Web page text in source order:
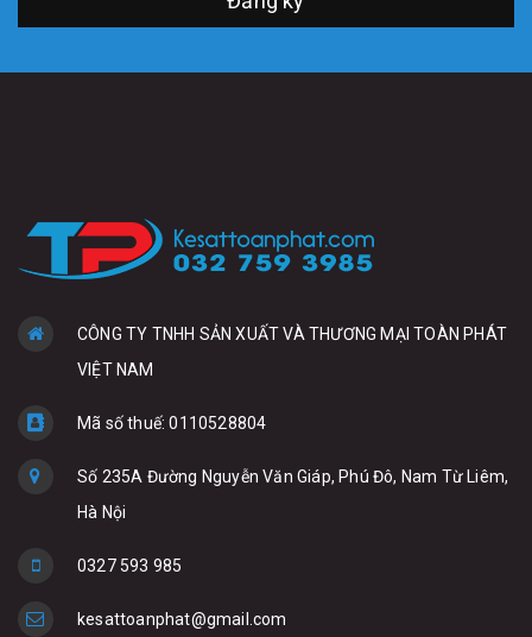
CÔNG TY TNHH SẢN XUẤT VÀ THƯƠNG MẠI TOÀN PHÁT
VIỆT NAM
Mã số thuế: 0110528804
Số 235A Đường Nguyễn Văn Giáp, Phú Đô, Nam Từ Liêm,
Hà Nội
0327 593 985
kesattoanphat@gmail.com